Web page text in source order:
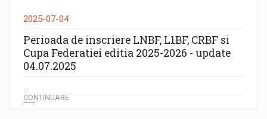
2025-07-04
Perioada de inscriere LNBF, L1BF, CRBF si
Cupa Federatiei editia 2025-2026 - update
04.07.2025
CONTINUARE